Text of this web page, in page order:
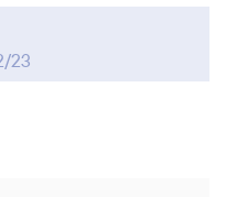
23